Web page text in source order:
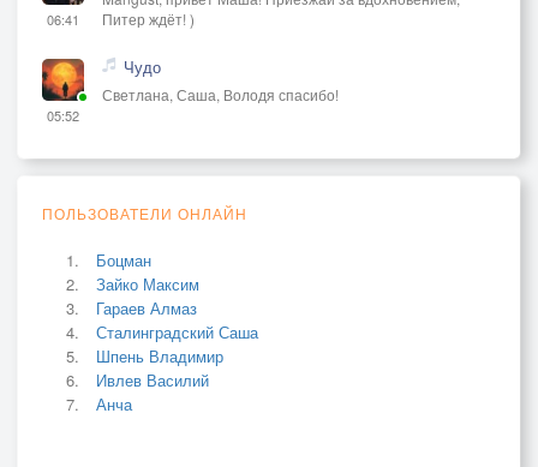
06:41
Питер ждёт! )
05:52
Чудо
Светлана, Саша, Володя спасибо!
ПОЛЬЗОВАТЕЛИ ОНЛАЙН
Боцман
Зайко Максим
Гараев Алмаз
Сталинградский Саша
Шпень Владимир
Ивлев Василий
Анча